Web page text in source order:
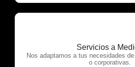
Servicios a
Nos adaptamos a tus necesidades
o corporativas.
OTP